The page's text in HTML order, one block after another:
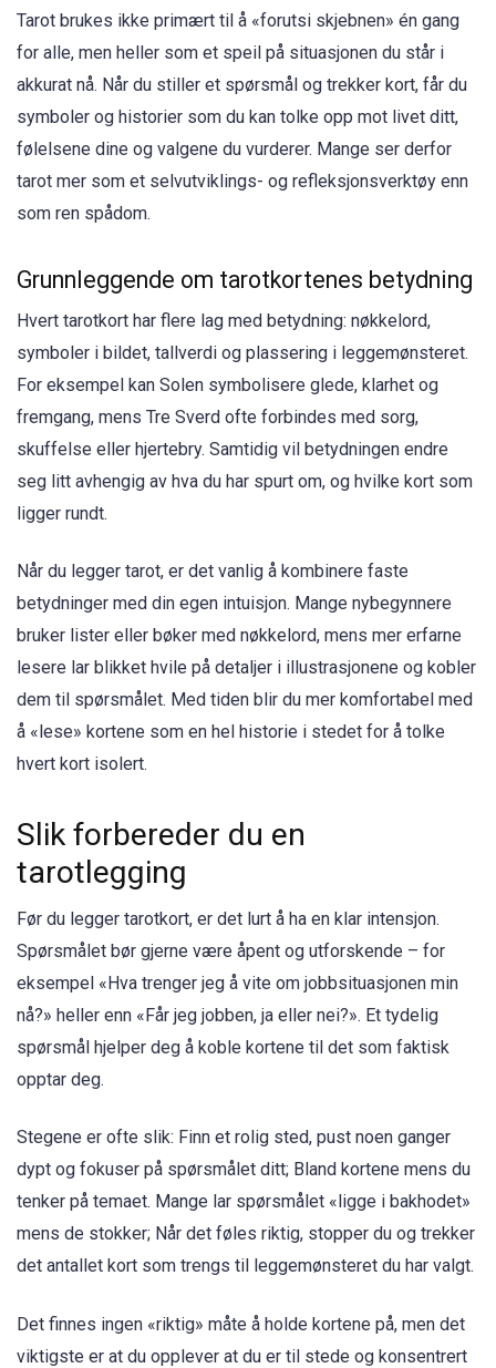
Tarot brukes ikke primært til å «forutsi skjebnen» én gang
for alle, men heller som et speil på situasjonen du står i
akkurat nå. Når du stiller et spørsmål og trekker kort, får du
symboler og historier som du kan tolke opp mot livet ditt,
følelsene dine og valgene du vurderer. Mange ser derfor
tarot mer som et selvutviklings- og refleksjonsverktøy enn
som ren spådom.
Grunnleggende om tarotkortenes betydning
Hvert tarotkort har flere lag med betydning: nøkkelord,
symboler i bildet, tallverdi og plassering i leggemønsteret.
For eksempel kan Solen symbolisere glede, klarhet og
fremgang, mens Tre Sverd ofte forbindes med sorg,
skuffelse eller hjertebry. Samtidig vil betydningen endre
seg litt avhengig av hva du har spurt om, og hvilke kort som
ligger rundt.
Når du legger tarot, er det vanlig å kombinere faste
betydninger med din egen intuisjon. Mange nybegynnere
bruker lister eller bøker med nøkkelord, mens mer erfarne
lesere lar blikket hvile på detaljer i illustrasjonene og kobler
dem til spørsmålet. Med tiden blir du mer komfortabel med
å «lese» kortene som en hel historie i stedet for å tolke
hvert kort isolert.
Slik forbereder du en
tarotlegging
Før du legger tarotkort, er det lurt å ha en klar intensjon.
Spørsmålet bør gjerne være åpent og utforskende – for
eksempel «Hva trenger jeg å vite om jobbsituasjonen min
nå?» heller enn «Får jeg jobben, ja eller nei?». Et tydelig
spørsmål hjelper deg å koble kortene til det som faktisk
opptar deg.
Stegene er ofte slik: Finn et rolig sted, pust noen ganger
dypt og fokuser på spørsmålet ditt; Bland kortene mens du
tenker på temaet. Mange lar spørsmålet «ligge i bakhodet»
mens de stokker; Når det føles riktig, stopper du og trekker
det antallet kort som trengs til leggemønsteret du har valgt.
Det finnes ingen «riktig» måte å holde kortene på, men det
viktigste er at du opplever at du er til stede og konsentrert